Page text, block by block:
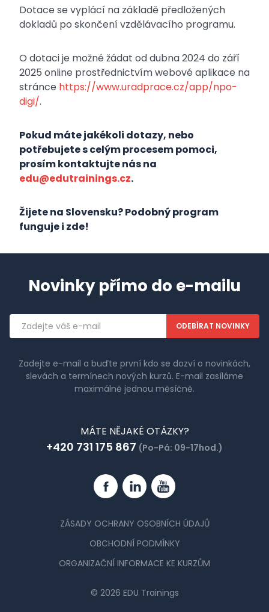
Dotace se vyplácí na základě předložených
dokladů po skončení vzdělávacího programu.
O dotaci je možné žádat od dubna 2024 do září
2025 online prostřednictvím webové aplikace na
stránce https://www.uradprace.cz/app/npo-
digi/.
Pokud máte jakékoli dotazy, nebo
potřebujete s celým procesem pomoci,
prosím kontaktujte nás na
edu@edutrainings.cz.
Žijete na Slovensku? Podobný program
funguje i zde!
Novinky přímo do e-mailu
Emailová
adresa
Zadejte e-mail a buďte první kdo se dozví o novinkách,
slevách a termínech nových kurzů. E-mail zasíláme
maximálně jednou měsíčně.
MÁTE NĚJAKÉ OTÁZKY?
+420 731 175 867 (Po-Pá: 09-17hod.)
FacebookLinkedinYouTube
ZÁSADY OCHRANY OSOBNÍCH ÚDAJŮ
OBCHODNÍ PODMÍNKY
ORGANIZAČNÍ INFORMACE KE KURZŮM
© 2026 EDU Trainings